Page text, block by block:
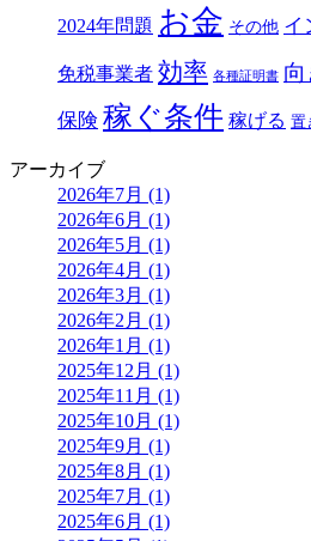
2024年問題 お金 その他 イ
免税事業者 効率 各種証明書 向
保険 稼ぐ条件 稼げる 置
アーカイブ
2026年7月 (1)
2026年6月 (1)
2026年5月 (1)
2026年4月 (1)
2026年3月 (1)
2026年2月 (1)
2026年1月 (1)
2025年12月 (1)
2025年11月 (1)
2025年10月 (1)
2025年9月 (1)
2025年8月 (1)
2025年7月 (1)
2025年6月 (1)